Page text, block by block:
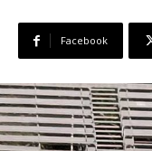
Facebook